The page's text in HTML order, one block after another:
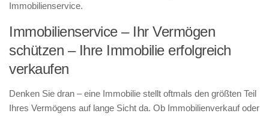
Immobilienservice.
Immobilienservice – Ihr Vermögen
schützen – Ihre Immobilie erfolgreich
verkaufen
Denken Sie dran – eine Immobilie stellt oftmals den größten Teil
Ihres Vermögens auf lange Sicht da. Ob Immobilienverkauf oder